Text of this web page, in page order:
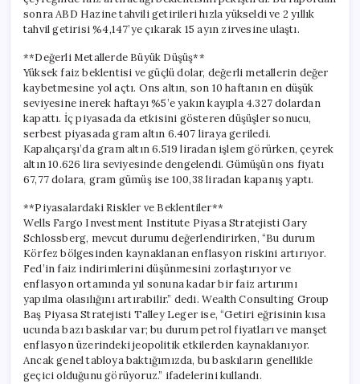
sonra ABD Hazine tahvili getirileri hızla yükseldi ve 2 yıllık
tahvil getirisi %4,147’ye çıkarak 15 ayın zirvesine ulaştı.
**Değerli Metallerde Büyük Düşüş**
Yüksek faiz beklentisi ve güçlü dolar, değerli metallerin değer
kaybetmesine yol açtı. Ons altın, son 10 haftanın en düşük
seviyesine inerek haftayı %5’e yakın kayıpla 4.327 dolardan
kapattı. İç piyasada da etkisini gösteren düşüşler sonucu,
serbest piyasada gram altın 6.407 liraya geriledi.
Kapalıçarşı’da gram altın 6.519 liradan işlem görürken, çeyrek
altın 10.626 lira seviyesinde dengelendi. Gümüşün ons fiyatı
67,77 dolara, gram gümüş ise 100,38 liradan kapanış yaptı.
**Piyasalardaki Riskler ve Beklentiler**
Wells Fargo Investment Institute Piyasa Stratejisti Gary
Schlossberg, mevcut durumu değerlendirirken, “Bu durum
Körfez bölgesinden kaynaklanan enflasyon riskini artırıyor.
Fed’in faiz indirimlerini düşünmesini zorlaştırıyor ve
enflasyon ortamında yıl sonuna kadar bir faiz artırımı
yapılma olasılığını artırabilir.” dedi. Wealth Consulting Group
Baş Piyasa Stratejisti Talley Leger ise, “Getiri eğrisinin kısa
ucunda bazı baskılar var; bu durum petrol fiyatları ve manşet
enflasyon üzerindeki jeopolitik etkilerden kaynaklanıyor.
Ancak genel tabloya baktığımızda, bu baskıların genellikle
geçici olduğunu görüyoruz.” ifadelerini kullandı.